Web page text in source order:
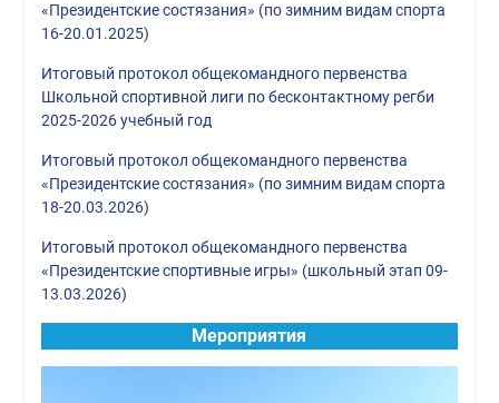
«Президентские состязания» (по зимним видам спорта
16-20.01.2025)
Итоговый протокол общекомандного первенства
Школьной спортивной лиги по бесконтактному регби
2025-2026 учебный год
Итоговый протокол общекомандного первенства
«Президентские состязания» (по зимним видам спорта
18-20.03.2026)
Итоговый протокол общекомандного первенства
«Президентские спортивные игры» (школьный этап 09-
13.03.2026)
Мероприятия